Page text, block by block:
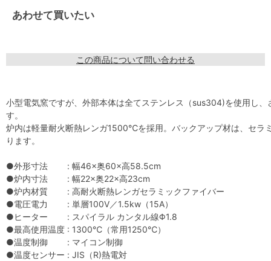
あわせて買いたい
この商品について問い合わせる
小型電気窯ですが、外部本体は全てステンレス（sus304)を使用し
す。
炉内は軽量耐火断熱レンガ1500℃を採用。バックアップ材は、セラ
ります。
●外形寸法 : 幅46×奥60×高58.5cm
●炉内寸法 : 幅22×奥22×高23cm
●炉内材質 : 高耐火断熱レンガセラミックファイバー
●電圧電力 : 単層100V／1.5kw（15A）
●ヒーター : スパイラル カンタル線Φ1.8
●最高使用温度 : 1300℃（常用1250℃）
●温度制御 : マイコン制御
●温度センサー : JIS（R)熱電対